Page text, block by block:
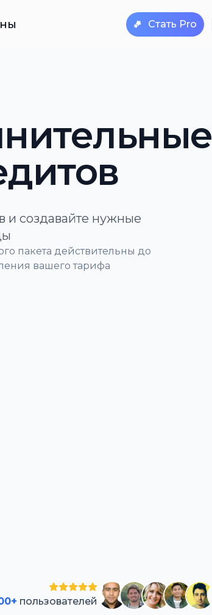
Стать Pro
и создавайте нужные
пакета действительны до
вашего тарифа
пользователей